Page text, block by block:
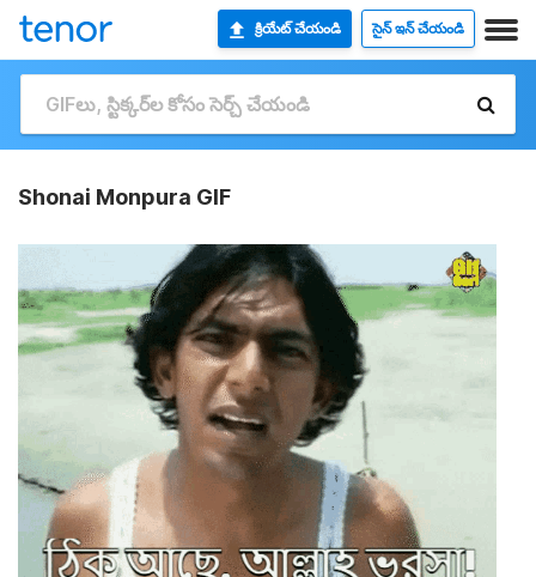
క్రియేట్ చేయండి సైన్ ఇన్ చేయండి
Shonai Monpura GIF